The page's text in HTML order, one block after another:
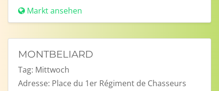
Markt ansehen
MONTBELIARD
Tag: Mittwoch
Adresse: Place du 1er Régiment de Chasseurs